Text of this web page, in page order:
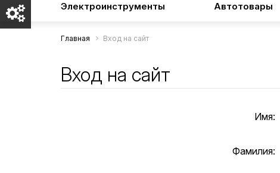
Электроинструменты Автотовары
Главная Вход на сайт
Вход на сайт
Имя:
Фамилия: